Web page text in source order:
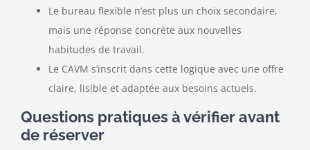
Le bureau flexible n’est plus un choix secondaire,
mais une réponse concrète aux nouvelles
habitudes de travail.
Le CAVM s’inscrit dans cette logique avec une offre
claire, lisible et adaptée aux besoins actuels.
Questions pratiques à vérifier avant
de réserver